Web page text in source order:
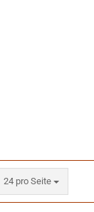
24 pro Seite
pro Seite